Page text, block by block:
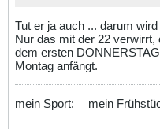
Tut er ja auch ... darum
Nur das mit der 22
dem ersten
Montag anfängt.
mein Sport: mein